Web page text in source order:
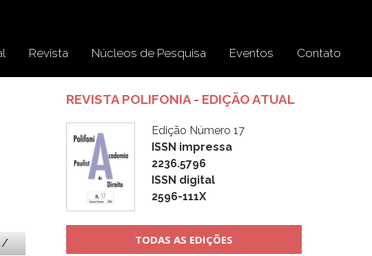
Revista Núcleos de Pesquisa Eventos Contato
REVISTA POLIFONIA - EDIÇÃO ATUAL
Edição Número 17
ISSN impressa
2236.5796
ISSN digital
2596-111X
TODAS AS EDIÇÕES